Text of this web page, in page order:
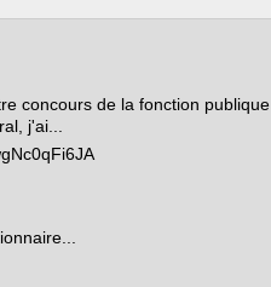
concours de la fonction publique
j'ai...